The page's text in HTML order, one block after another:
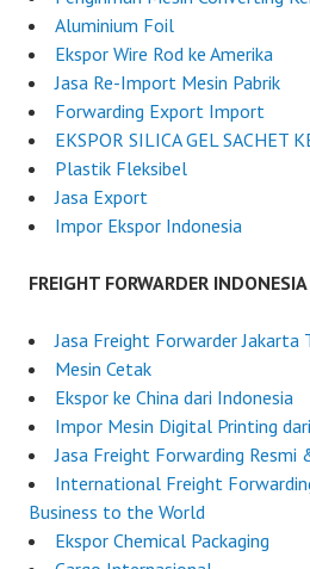
i
a
Aluminium Foil
Ekspor Wire Rod ke Amerika
Jasa Re-Import Mesin Pabrik
Forwarding Export Import
EKSPOR SILICA GEL SACHET
Plastik Fleksibel
Jasa Export
Impor Ekspor Indonesia
FREIGHT FORWARDER INDONESIA
Jasa Freight Forwarder Jakarta
Mesin Cetak
Ekspor ke China dari Indonesia
Impor Mesin Digital Printing
Jasa Freight Forwarding Resmi
International Freight
Business to the World
Ekspor Chemical Packaging